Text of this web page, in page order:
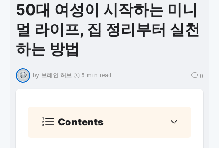
50대 여성이 시작하는 미니
멀 라이프, 집 정리부터 실천
하는 방법
by 브레인 허브 5 min read 0
Contents